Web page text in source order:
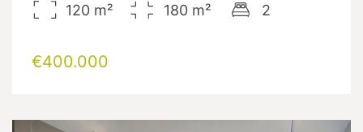
120 m² 180 m² 2
€400.000